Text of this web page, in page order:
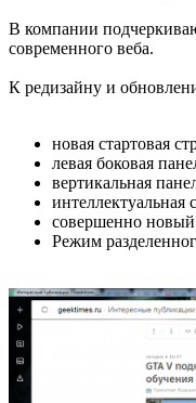
В компании
современного веба.
К редизайну и
новая стартовая
левая боковая
вертикальная
интеллектуальная
совершенно
Режим